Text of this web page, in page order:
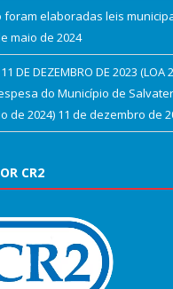
foram elaboradas leis
maio de 2024
DE DEZEMBRO DE 2023 (LOA
do Município de
de 2024) 11 de dezembro de
CR2